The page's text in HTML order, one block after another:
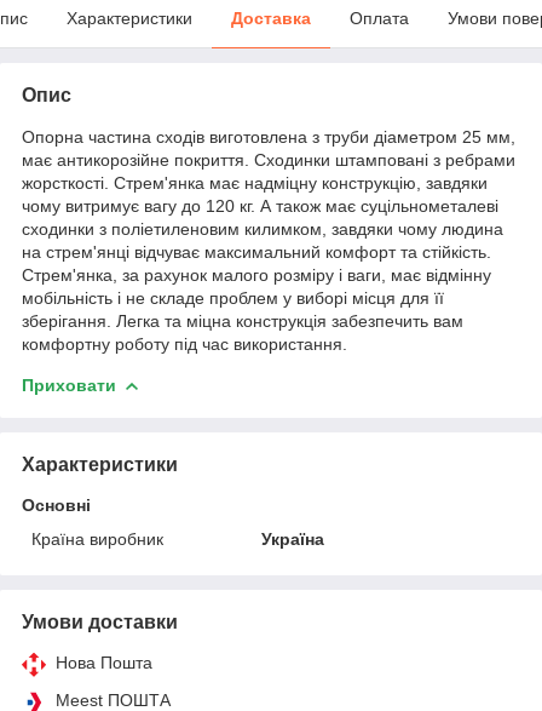
Характеристики Доставка Оплата Умови
Опис
Опорна частина сходів виготовлена з труби діаметром 25 мм,
має антикорозійне покриття. Сходинки штамповані з ребрами
жорсткості. Стрем'янка має надміцну конструкцію, завдяки
чому витримує вагу до 120 кг. А також має суцільнометалеві
сходинки з поліетиленовим килимком, завдяки чому людина
на стрем'янці відчуває максимальний комфорт та стійкість.
Стрем'янка, за рахунок малого розміру і ваги, має відмінну
мобільність і не складе проблем у виборі місця для її
зберігання. Легка та міцна конструкція забезпечить вам
комфортну роботу під час використання.
Приховати
Характеристики
Основні
Країна виробник
Україна
Умови доставки
Нова Пошта
Meest ПОШТА